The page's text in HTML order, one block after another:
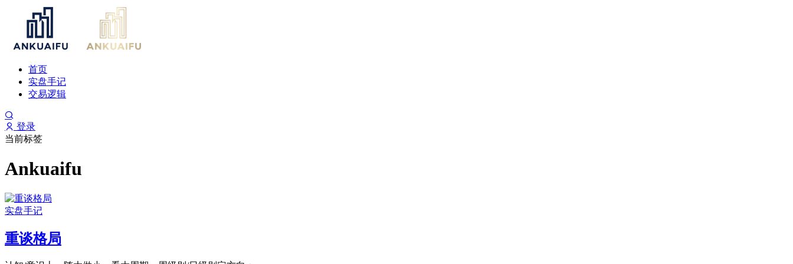
首页
实盘手记
交易逻辑
登录
当前标签
Ankuaifu
实盘手记
重谈格局